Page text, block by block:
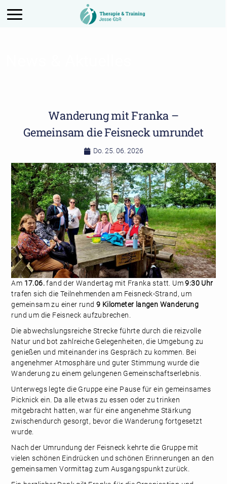
Aktiviere das Menü
Wanderung mit Franka –
Gemeinsam die Feisneck umrundet
Do. 25. 06. 2026
Am 17.06.fand der Wandertag mit Franka statt. Um9:30 Uhr
trafen sich die Teilnehmenden am Feisneck-Strand, um
gemeinsam zu einer rund 9 Kilometer langen Wanderung
rund um die Feisneck aufzubrechen.
Die abwechslungsreiche Strecke führte durch die reizvolle
Natur und bot zahlreiche Gelegenheiten, die Umgebung zu
genießen und miteinander ins Gespräch zu kommen. Bei
angenehmer Atmosphäre und guter Stimmung wurde die
Wanderung zu einem gelungenen Gemeinschaftserlebnis.
Unterwegs legte die Gruppe eine Pause für ein gemeinsames
Picknick ein. Da alle etwas zu essen oder zu trinken
mitgebracht hatten, war für eine angenehme Stärkung
zwischendurch gesorgt, bevor die Wanderung fortgesetzt
wurde.
Nach der Umrundung der Feisneck kehrte die Gruppe mit
vielen schönen Eindrücken und schönen Erinnerungen an den
gemeinsamen Vormittag zum Ausgangspunkt zurück.